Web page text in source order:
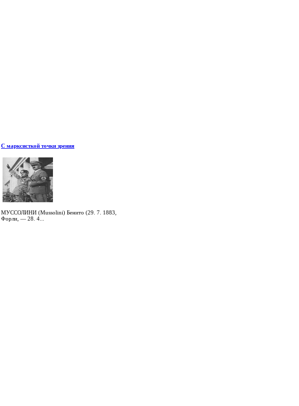
С марксисткой точки зрения
МУССОЛИНИ (Mussolini) Бенито (29. 7. 1883,
Форли, — 28. 4...